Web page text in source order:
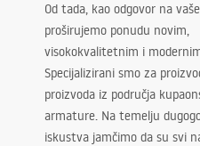
Od tada, kao odgovor na
proširujemo ponudu novim,
visokokvalitetnim i
Specijalizirani smo za
proizvoda iz područja
armature. Na temelju
iskustva jamčimo da su svi